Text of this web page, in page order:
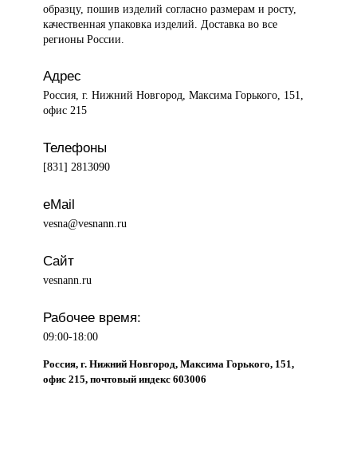
образцу, пошив изделий согласно размерам и росту,
качественная упаковка изделий. Доставка во все
регионы России.
Адрес
Россия, г. Нижний Новгород, Максима Горького, 151,
офис 215
Телефоны
[831] 2813090
eMail
vesna@vesnann.ru
Сайт
vesnann.ru
Рабочее время:
09:00-18:00
Россия, г. Нижний Новгород, Максима Горького, 151,
офис 215, почтовый индекс 603006